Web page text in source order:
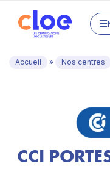
Accueil » Nos centres
CCI